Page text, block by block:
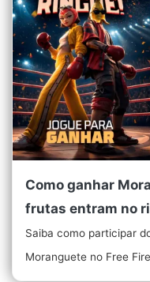
Como ganhar
frutas entram no
Saiba como participar
Moranguete no Free